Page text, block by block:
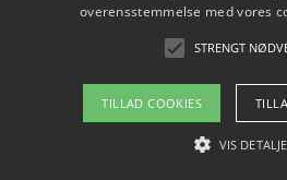
Om / kontakt
Blog
overensstemmelse med vores
STRENGT
TILLAD COOKIES
VIS